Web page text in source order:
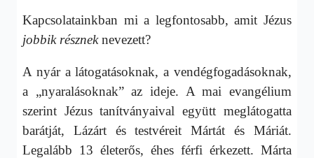
Kapcsolatainkban mi a legfontosabb, amit Jézus
jobbik részneknevezett?
A nyár a látogatásoknak, a vendégfogadásoknak,
a „nyaralásoknak” az ideje. A mai evangélium
szerint Jézus tanítványaival együtt meglátogatta
barátját, Lázárt és testvéreit Mártát és Máriát.
Legalább 13 életerős, éhes férfi érkezett. Márta